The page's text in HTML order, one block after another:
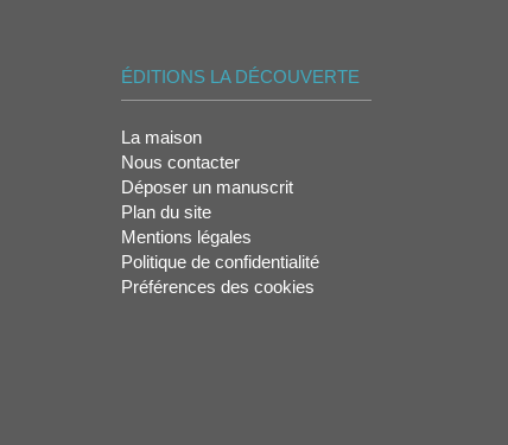
ÉDITIONS LA DÉCOUVERTE
La maison
Nous contacter
Déposer un manuscrit
Plan du site
Mentions légales
Politique de confidentialité
Préférences des cookies